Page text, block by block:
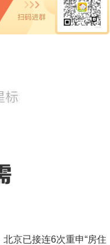
京已接连6次重申“房住